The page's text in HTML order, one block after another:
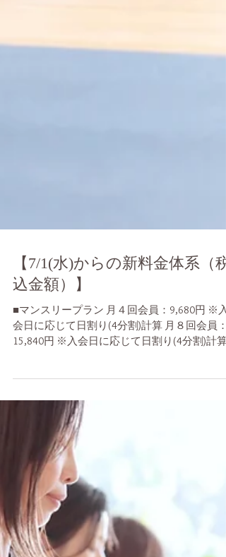
【7/1(水)からの新料金体系（税
込金額）】
■マンスリープラン 月４回会員：9,680円 ※入
り計算 チケット会員：0円 ※会員登録後、チ
ットを購入する事で各レッスンにご参加いた
けます 休会会員：1,100円 ※事情により一定期
間スタジオに通う事が難しい場合、退会せず
会員登録を残しておく制度です ■チケット ▣
ループレッスンチケット １回券：3,300円（期
限1ヶ月） ５回券：15,400円（期限6ヶ月） 10
回券：28,600円（期限12ヶ月） ▣パーソナル
ケット １回券：8,800円（期限1ヶ月） ５回券
42,900円（期限6ヶ月） 10回券：83,600円（期